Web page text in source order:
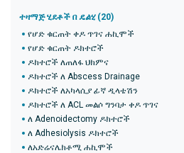
ተዛማጅ ሂደቶች በዴልሂ(20)
የሆድ ቁርጠት ቀዶ ጥገና ሐኪሞች
የሆድ ቁርጠት ዶክተሮች
ዶክተሮች ለጠለፋ ህክምና
ዶክተሮች ለ Abscess Drainage
ዶክተሮች ለአካላሲያ ፊኛ ዲላቴሽን
ዶክተሮች ለ ACL መልሶ ግንባታ ቀዶ ጥገና
ለ Adenoidectomy ዶክተሮች
ለ Adhesiolysis ዶክተሮች
ለአድሬናሌክቶሚ ሐኪሞች